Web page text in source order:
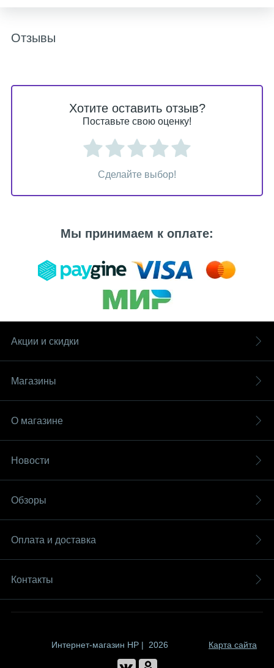
Отзывы
Хотите оставить отзыв?
Поставьте свою оценку!
Сделайте выбор!
Мы принимаем к оплате:
Акции и скидки
Магазины
О магазине
Новости
Обзоры
Оплата и доставка
Контакты
Интернет-магазин HP | 2026 Карта сайта